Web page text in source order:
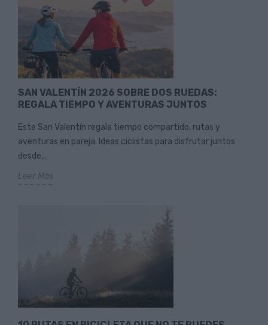
SAN VALENTÍN 2026 SOBRE DOS RUEDAS:
REGALA TIEMPO Y AVENTURAS JUNTOS
Este San Valentín regala tiempo compartido, rutas y
aventuras en pareja. Ideas ciclistas para disfrutar juntos
desde...
Leer Más